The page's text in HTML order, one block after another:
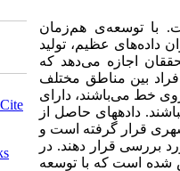
با توسعه‌ی هم‌زمان
داده‌های عظیم، تولید
اجازه می‌دهد که
بین مناطق مختلف
خط می‌باشند، دارای
داده­های حاصل از
قرار گرفته است و
بررسی قرار دهند. در
شده است که با توسعه